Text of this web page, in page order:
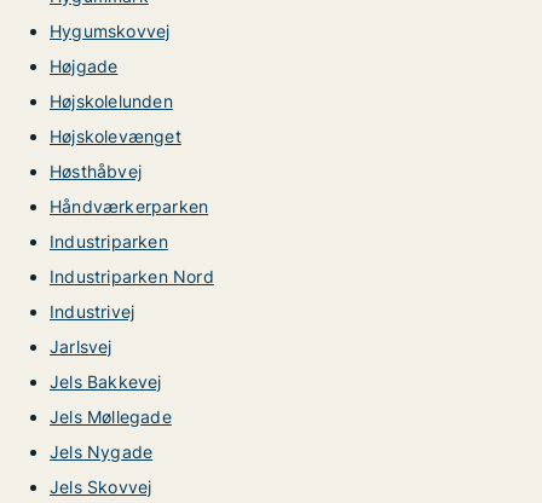
Hygumskovvej
Højgade
Højskolelunden
Højskolevænget
Høsthåbvej
Håndværkerparken
Industriparken
Industriparken Nord
Industrivej
Jarlsvej
Jels Bakkevej
Jels Møllegade
Jels Nygade
Jels Skovvej